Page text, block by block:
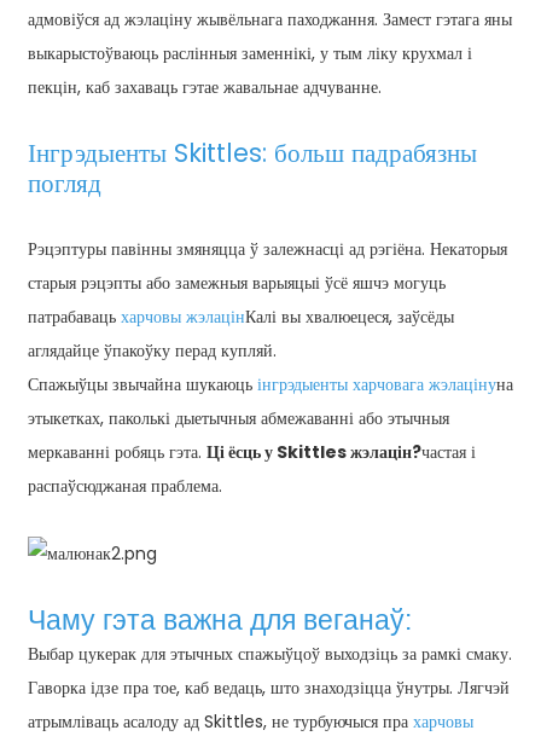
адмовіўся ад жэлаціну жывёльнага паходжання. Замест гэтага яны
выкарыстоўваюць раслінныя заменнікі, у тым ліку крухмал і
пекцін, каб захаваць гэтае жавальнае адчуванне.
Інгрэдыенты Skittles: больш падрабязны
погляд
Рэцэптуры павінны змяняцца ў залежнасці ад рэгіёна. Некаторыя
старыя рэцэпты або замежныя варыяцыі ўсё яшчэ могуць
патрабаваць харчовы жэлацінКалі вы хвалюецеся, заўсёды
аглядайце ўпакоўку перад купляй.
Спажыўцы звычайна шукаюць інгрэдыенты харчовага жэлацінуна
этыкетках, паколькі дыетычныя абмежаванні або этычныя
меркаванні робяць гэта. Ці ёсць у Skittles жэлацін?частая і
распаўсюджаная праблема.
Чаму гэта важна для веганаў:
Выбар цукерак для этычных спажыўцоў выходзіць за рамкі смаку.
Гаворка ідзе пра тое, каб ведаць, што знаходзіцца ўнутры. Лягчэй
атрымліваць асалоду ад Skittles, не турбуючыся пра харчовы